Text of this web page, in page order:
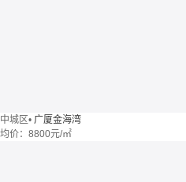
中城区• 广厦金海湾
均价： 8800元/㎡